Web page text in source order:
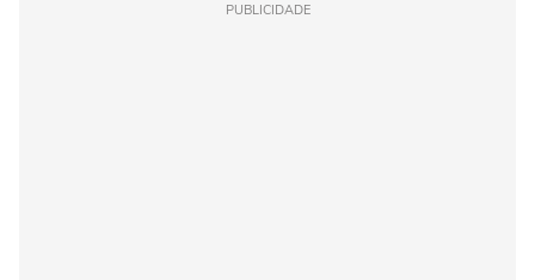
PUBLICIDADE